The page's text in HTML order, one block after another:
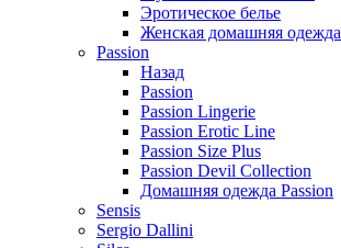
Эротическое белье
Женская домашняя одежда
Passion
Назад
Passion
Passion Lingerie
Passion Erotic Line
Passion Size Plus
Passion Devil Collection
Домашняя одежда Passion
Sensis
Sergio Dallini